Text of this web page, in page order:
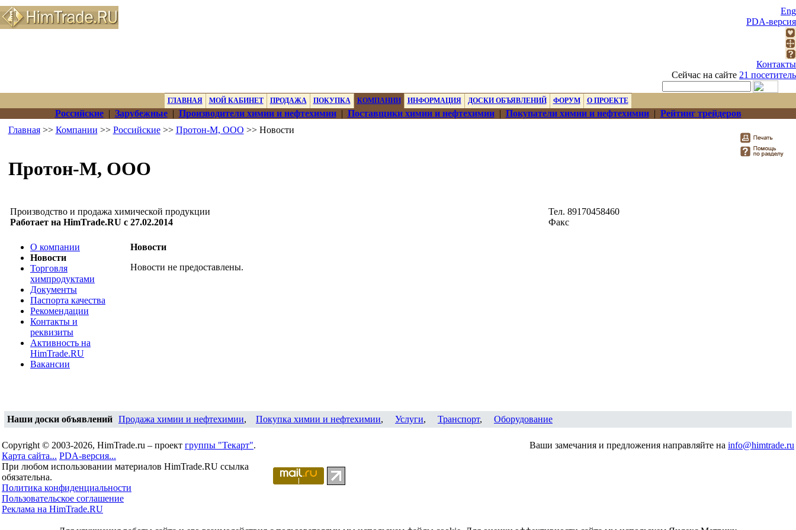
Eng
PDA-версия
Контакты
Сейчас на сайте 21 посетитель
ГЛАВНАЯ МОЙ КАБИНЕТ ПРОДАЖА ПОКУПКА КОМПАНИИ ИНФОРМАЦИЯ ДОСКИ ОБЪЯВЛЕНИЙ ФОРУМ О ПРОЕКТЕ
Российские| Зарубежные| Производители химии и нефтехимии| Поставщики химии и нефтехимии| Покупатели химии и нефтехимии| Рейтинг трейдеров
Главная>> Компании >> Российские>> Протон-М, ООО >> Новости
Протон-М, ООО
Производство и продажа химической продукции
Работает на HimTrade.RU с 27.02.2014
Тел. 89170458460
Факс
О компании
Новости
Торговля
химпродуктами
Документы
Паспорта качества
Рекомендации
Контакты и
реквизиты
Активность на
HimTrade.RU
Вакансии
Новости
Новости не предоставлены.
Наши доски объявлений Продажа химии и нефтехимии, Покупка химии и нефтехимии, Услуги, Транспорт, Оборудование
Copyright © 2003-2026, HimTrade.ru – проект группы "Текарт".
Карта сайта... PDA-версия...
При любом использовании материалов HimTrade.RU ссылка
обязательна.
Политика конфиденциальности
Пользовательское соглашение
Реклама на HimTrade.RU
Ваши замечания и предложения направляйте на info@himtrade.ru